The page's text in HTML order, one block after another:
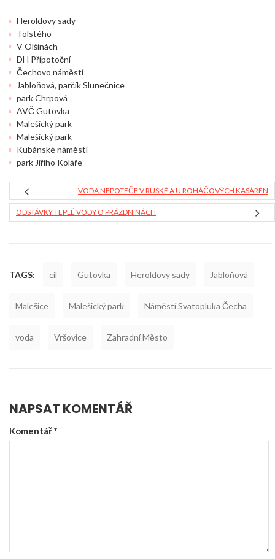
Heroldovy sady
Tolstého
V Olšinách
DH Přípotoční
Čechovo náměstí
Jabloňová, parčík Slunečnice
park Chrpová
AVČ Gutovka
Malešický park
Malešický park
Kubánské náměstí
park Jiřího Koláře
VODA NEPOTEČE V RUSKÉ A U ROHÁČOVÝCH KASÁREN
ODSTÁVKY TEPLÉ VODY O PRÁZDNINÁCH
TAGS: cíl Gutovka Heroldovy sady Jabloňová
Malešice Malešický park Náměstí Svatopluka Čecha
voda Vršovice Zahradní Město
NAPSAT KOMENTÁŘ
Komentář*